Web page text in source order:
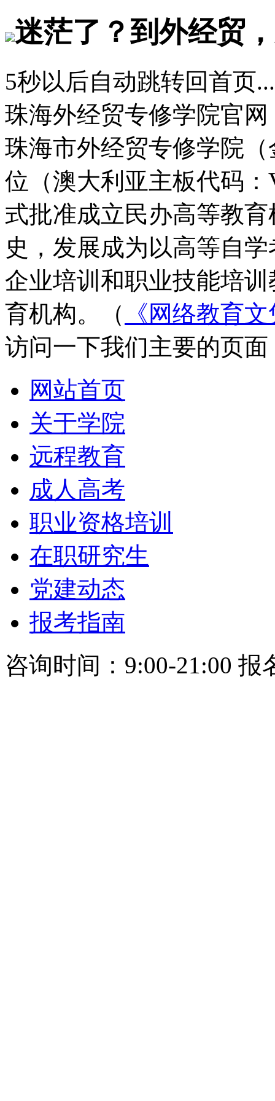
迷茫了？到外经贸
5秒以后自动跳转回首页...
珠海外经贸专修学院官网
珠海市外经贸专修学院
位（澳大利亚主板代码
式批准成立民办高等教
史，发展成为以高等自
企业培训和职业技能培
育机构。（
《网络教育
访问一下我们主要的页面
网站首页
关于学院
远程教育
成人高考
职业资格培训
在职研究生
党建动态
报考指南
咨询时间：9:00-21:00 报